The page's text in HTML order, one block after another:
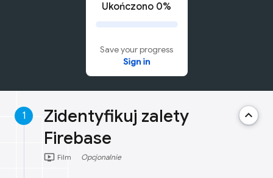
Ukończono 0%
Save your progress
Sign in
1
Zidentyfikuj zalety
Firebase
keyboard_arrow_up
ondemand_video Film Opcjonalnie